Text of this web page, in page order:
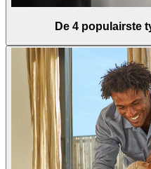
De 4 populairste